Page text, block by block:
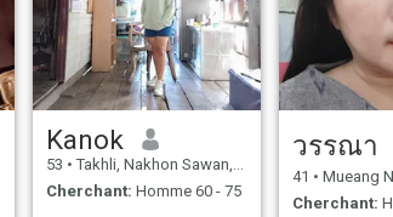
Kanok
53 • Takhli, Nakhon Sawan, Thailande
Cherchant: Homme 60 - 75
วรรณา
41 • Mueang Nakhon
Cherchant: